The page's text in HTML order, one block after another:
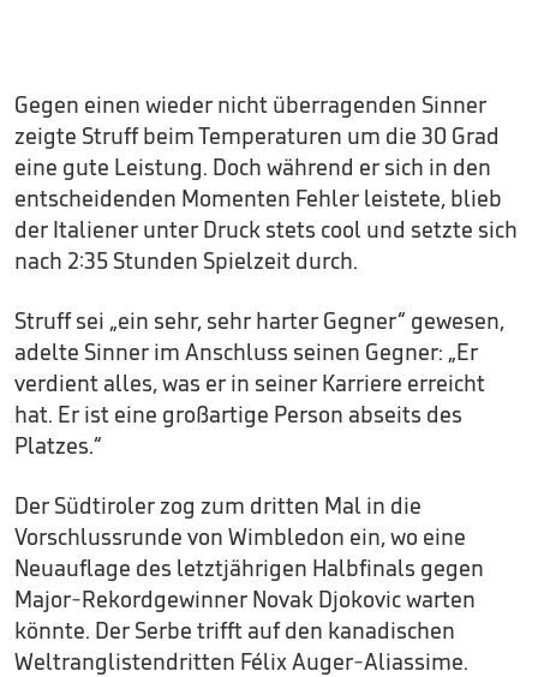
Gegen einen wieder nicht überragenden Sinner
zeigte Struff beim Temperaturen um die 30 Grad
eine gute Leistung. Doch während er sich in den
entscheidenden Momenten Fehler leistete, blieb
der Italiener unter Druck stets cool und setzte sich
nach 2:35 Stunden Spielzeit durch.
Struff sei „ein sehr, sehr harter Gegner“ gewesen,
adelte Sinner im Anschluss seinen Gegner: „Er
verdient alles, was er in seiner Karriere erreicht
hat. Er ist eine großartige Person abseits des
Platzes.“
Der Südtiroler zog zum dritten Mal in die
Vorschlussrunde von Wimbledon ein, wo eine
Neuauflage des letztjährigen Halbfinals gegen
Major-Rekordgewinner Novak Djokovic warten
könnte. Der Serbe trifft auf den kanadischen
Weltranglistendritten Félix Auger-Aliassime.